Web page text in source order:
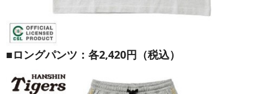
■ロングパンツ：各2,420円（税込）